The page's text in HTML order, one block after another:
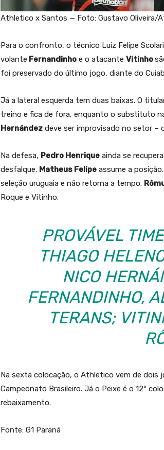
Athletico x Santos — Foto: Gustavo Oliveira/
Para o confronto, o técnico Luiz Felipe
volante Fernandinho e o atacante Vitinho
foi preservado do último jogo, diante do
Já a lateral esquerda tem duas baixas. O
treino e fica de fora, enquanto o substituto
Hernández deve ser improvisado no setor –
Na defesa, Pedro Henrique ainda se
desfalque. Matheus Felipe assume a
seleção uruguaia e não retorna a tempo.
Roque e Vitinho.
PROVÁVEL
THIAGO
NICO
FERNANDINHO,
TERANS;
Na sexta colocação, o Athletico vem de
Campeonato Brasileiro. Já o Peixe é o 12º
rebaixamento.
Fonte: G1 Paraná